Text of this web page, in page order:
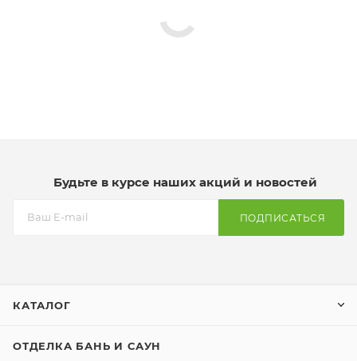
Будьте в курсе наших акций и новостей
ПОДПИСАТЬСЯ
КАТАЛОГ
ОТДЕЛКА БАНЬ И САУН